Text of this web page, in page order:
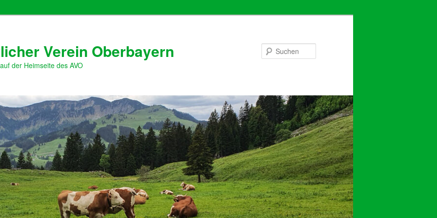
Verein Oberbayern
der Heimseite des AVO